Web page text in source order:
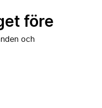
före
och